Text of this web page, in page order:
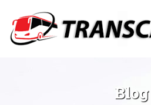
Blog